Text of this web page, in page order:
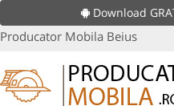
Download
Producator Mobila Beius